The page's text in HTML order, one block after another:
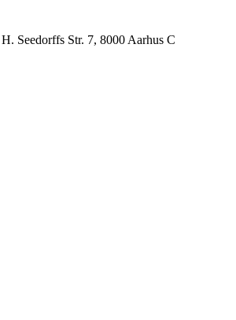
Seedorffs Str. 7, 8000 Aarhus C